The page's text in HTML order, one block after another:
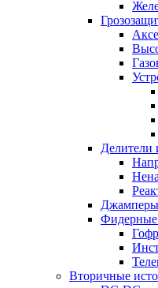
Делители
Джамперы
Фидерные
Вторичные